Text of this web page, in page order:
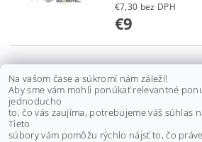
€7,30 bez DPH
€9
VALEC ACCESS
MAX 4 300,
€278,30 bez DPH
€342,30
Na vašom čase a súkromí nám záleží!
Aby sme vám mohli ponúkať relevantné
jednoducho
to, čo vás zaujíma, potrebujeme váš súhlas
Tieto
súbory vám pomôžu rýchlo nájsť to, čo